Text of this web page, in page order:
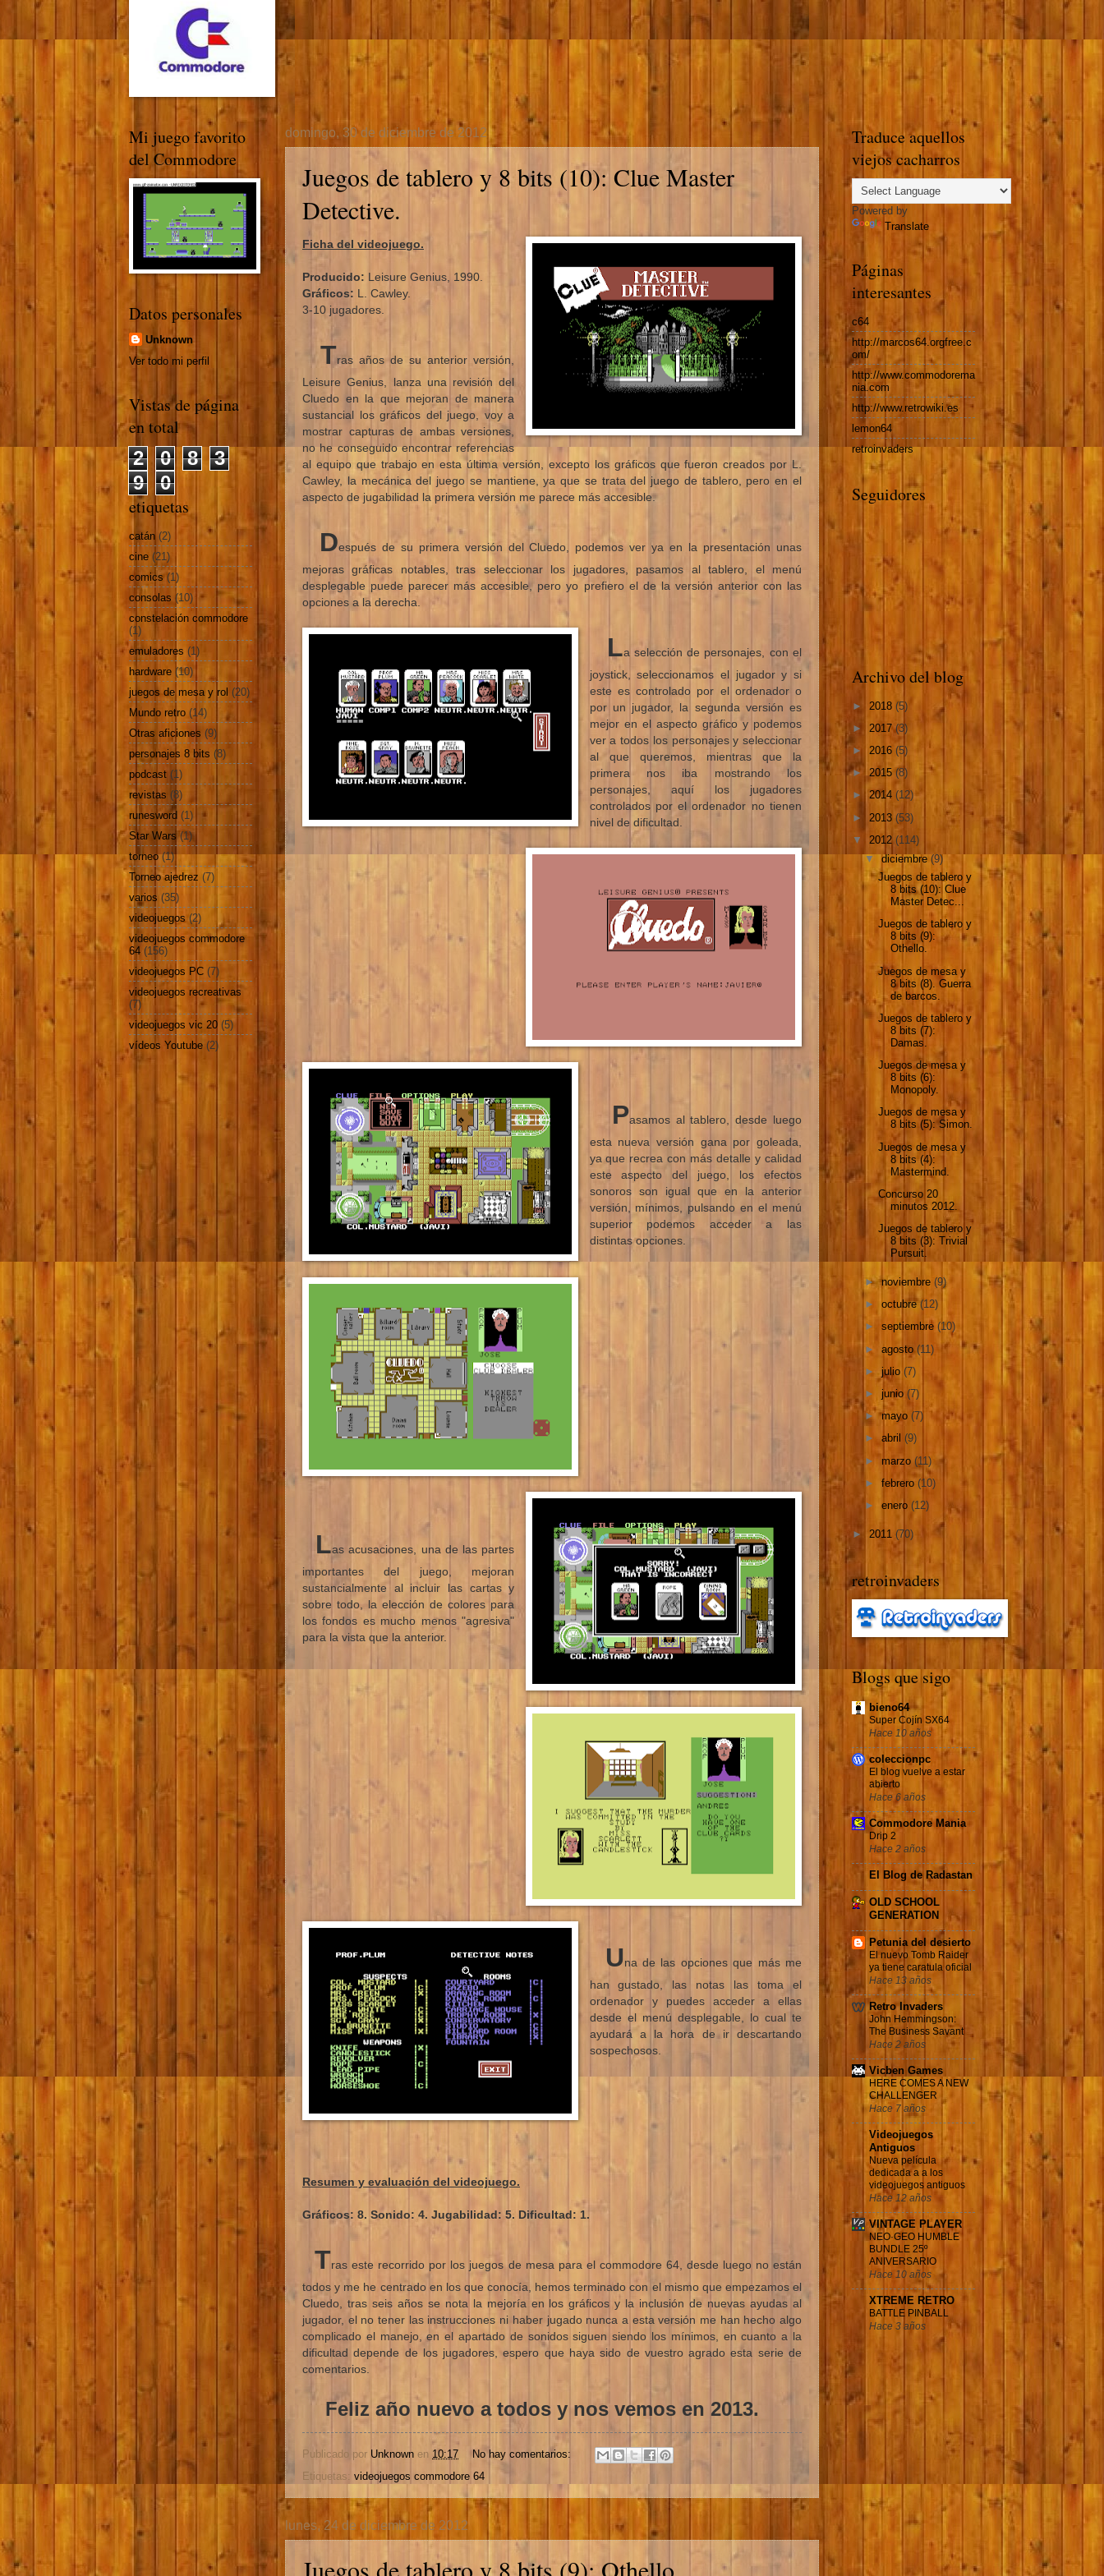
domingo, 30 de diciembre de 2012
Juegos de tablero y 8 bits (10): Clue Master
Detective.
Ficha del videojuego.
Producido:
Leisure Genius, 1990.
Gráficos:
L. Cawley.
3-10 jugadores.
Tras años de su anterior versión,
Leisure Genius, lanza una revisión del
Cluedo en la que mejoran de manera
sustancial los gráficos del juego, voy a
mostrar capturas de ambas versiones,
no he conseguido encontrar referencias
al equipo que trabajo en esta última versión, excepto los gráficos que fueron creados por L.
Cawley, la mecánica del juego se mantiene, ya que se trata del juego de tablero, pero en el
aspecto de jugabilidad la primera versión me parece más accesible.
Después de su primera versión del Cluedo, podemos ver ya en la presentación unas
mejoras gráficas notables, tras seleccionar los jugadores, pasamos al tablero, el menú
desplegable puede parecer más accesible, pero yo prefiero el de la versión anterior con las
opciones a la derecha.
La selección de personajes, con el
joystick, seleccionamos el jugador y si
este es controlado por el ordenador o
por un jugador, la segunda versión es
mejor en el aspecto gráfico y podemos
ver a todos los personajes y seleccionar
al que queremos, mientras que la
primera nos iba mostrando los
personajes, aquí los jugadores
controlados por el ordenador no tienen
nivel de dificultad.
Pasamos al tablero, desde luego
esta nueva versión gana por goleada,
ya que recrea con más detalle y calidad
este aspecto del juego, los efectos
sonoros son igual que en la anterior
versión, mínimos, pulsando en el menú
superior podemos acceder a las
distintas opciones.
Las acusaciones, una de las partes
importantes del juego, mejoran
sustancialmente al incluir las cartas y
sobre todo, la elección de colores para
los fondos es mucho menos "agresiva"
para la vista que la anterior.
Una de las opciones que más me
han gustado, las notas las toma el
ordenador y puedes acceder a ellas
desde el menú desplegable, lo cual te
ayudará a la hora de ir descartando
sospechosos.
Resumen y evaluación del videojuego.
Gráficos: 8. Sonido: 4. Jugabilidad: 5. Dificultad: 1.
Tras este recorrido por los juegos de mesa para el commodore 64, desde luego no están
todos y me he centrado en los que conocía, hemos terminado con el mismo que empezamos el
Cluedo, tras seis años se nota la mejoría en los gráficos y la inclusión de nuevas ayudas al
jugador, el no tener las instrucciones ni haber jugado nunca a esta versión me han hecho algo
complicado el manejo, en el apartado de sonidos siguen siendo los mínimos, en cuanto a la
dificultad depende de los jugadores, espero que haya sido de vuestro agrado esta serie de
comentarios.
Feliz año nuevo a todos y nos vemos en 2013.
Publicado por Unknown en 10:17
No hay comentarios:
Etiquetas: videojuegos commodore 64
lunes, 24 de diciembre de 2012
Juegos de tablero y 8 bits (9): Othello.
Mi juego favorito
del Commodore
Datos personales
Unknown
Ver todo mi perfil
Vistas de página
en total
2
0 8
3
9
0
etiquetas
catán (2)
cine (21)
comics (1)
consolas (10)
constelación commodore
(1)
emuladores (1)
hardware (10)
juegos de mesa y rol (20)
Mundo retro (14)
Otras aficiones (9)
personajes 8 bits (8)
podcast (1)
revistas (8)
runesword (1)
Star Wars (1)
torneo (1)
Torneo ajedrez (7)
varios (35)
videojuegos (2)
videojuegos commodore
64 (156)
videojuegos PC (7)
videojuegos recreativas
(7)
videojuegos vic 20 (5)
vídeos Youtube (2)
Traduce aquellos
viejos cacharros
Powered by
Translate
Páginas
interesantes
c64
http://marcos64.orgfree.c
om/
http://www.commodorema
nia.com
http://www.retrowiki.es
lemon64
retroinvaders
Seguidores
Archivo del blog
► 2018 (5)
► 2017(3)
► 2016 (5)
►2015 (8)
► 2014 (12)
► 2013 (53)
▼ 2012 (114)
▼diciembre(9)
Juegos de tablero y
8 bits (10): Clue
Master Detec...
Juegos de tablero y
8 bits (9):
Othello.
Juegos de mesa y
8 bits (8). Guerra
de barcos.
Juegos de tablero y
8 bits (7):
Damas.
Juegos de mesa y
8 bits (6):
Monopoly.
Juegos de mesa y
8 bits (5): Simon.
Juegos de mesa y
8 bits (4):
Mastermind.
Concurso 20
minutos 2012.
Juegos de tablero y
8 bits (3): Trivial
Pursuit.
►noviembre(9)
►octubre (12)
►septiembre(10)
►agosto (11)
► julio(7)
►junio(7)
►mayo(7)
►abril (9)
►marzo(11)
►febrero (10)
►enero (12)
► 2011 (70)
retroinvaders
Blogs que sigo
bieno64
Super Cojín SX64
Hace 10 años
coleccionpc
El blog vuelve a estar
abierto
Hace 6 años
Commodore Mania
Drip 2
Hace 2 años
El Blog de Radastan
OLD SCHOOL
GENERATION
Petunia del desierto
El nuevo Tomb Raider
ya tiene caratula oficial
Hace 13 años
Retro Invaders
John Hemmingson:
The Business Savant
Hace 2 años
Vicben Games
HERE COMES A NEW
CHALLENGER
Hace 7 años
Videojuegos
Antiguos
Nueva película
dedicada a a los
videojuegos antiguos
Hace 12 años
VINTAGE PLAYER
NEO·GEO HUMBLE
BUNDLE 25º
ANIVERSARIO
Hace 10 años
XTREME RETRO
BATTLE PINBALL
Hace 3 años